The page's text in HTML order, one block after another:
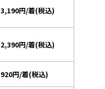
3,190円/着(税込)
2,390円/着(税込)
920円/着(税込)